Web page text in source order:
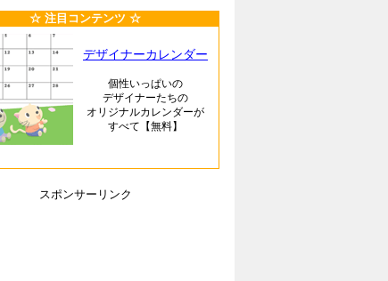
☆ 注目コンテンツ ☆
デザイナーカレンダー
個性いっぱいの
デザイナーたちの
オリジナルカレンダーが
すべて【無料】
スポンサーリンク